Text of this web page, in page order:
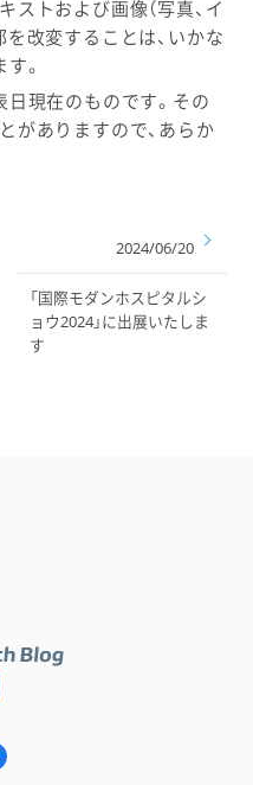
トおよび画像（写真、イ
改変することは、いかな
。
日現在のものです。その
がありますので、あらか
2024/06/20
「国際モダンホスピタルシ
ョウ2024」に出展いたしま
す